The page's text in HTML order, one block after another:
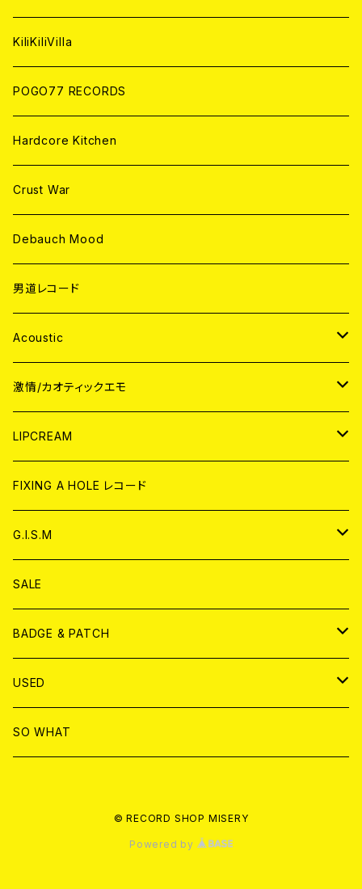
ANALOG
KiliKiliVilla
POGO77 RECORDS
Hardcore Kitchen
Crust War
Debauch Mood
男道レコード
Acoustic
JAPAN
CD
ANALOG
WORLD
CD
ANALOG
激情/カオティックエモ
JAPAN
CD
ANALOG
WORLD
CD
ANALOG
LIPCREAM
CD
アナログ
DVD
T-shirt & WEAR
FIXING A HOLE レコード
G.I.S.M
CD
ANALOG
T-SHIRT & WEAR
DVD
SALE
BADGE & PATCH
BADGE
PATCH
USED
書籍
SO WHAT
© RECORD SHOP MISERY
Powered by